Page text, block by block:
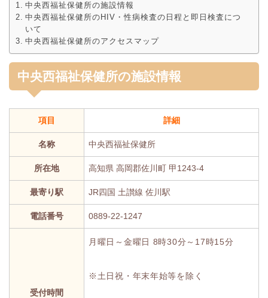
中央西福祉保健所の施設情報
中央西福祉保健所のHIV・性病検査の日程と即日検査につ
いて
中央西福祉保健所のアクセスマップ
中央西福祉保健所の施設情報
項目 詳細
名称 中央西福祉保健所
所在地 高知県 高岡郡佐川町 甲1243-4
最寄り駅 JR四国 土讃線 佐川駅
電話番号 0889-22-1247
受付時間
月曜日～金曜日 8時30分～17時15分
※土日祝・年末年始等を除く